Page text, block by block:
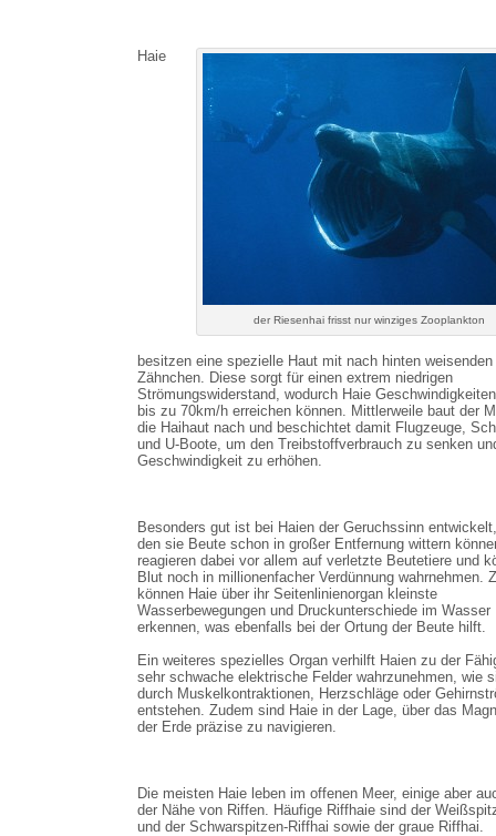
der Riesenhai frisst nur winziges Zooplankton
Haie
besitzen eine spezielle Haut mit nach hinten weisenden
Zähnchen. Diese sorgt für einen extrem niedrigen
Strömungswiderstand, wodurch Haie
bis zu 70km/h erreichen können. Mittlerweile baut der
die Haihaut nach und beschichtet damit Flugzeuge,
und U-Boote, um den Treibstoffverbrauch zu senken
Geschwindigkeit zu erhöhen.
Besonders gut ist bei Haien der Geruchssinn
den sie Beute schon in großer Entfernung wittern
reagieren dabei vor allem auf verletzte Beutetiere und
Blut noch in millionenfacher Verdünnung wahrnehmen.
können Haie über ihr Seitenlinienorgan kleinste
Wasserbewegungen und Druckunterschiede im Wasser
erkennen, was ebenfalls bei der Ortung der Beute hilft.
Ein weiteres spezielles Organ verhilft Haien zu der
sehr schwache elektrische Felder wahrzunehmen, wie
durch Muskelkontraktionen, Herzschläge oder
entstehen. Zudem sind Haie in der Lage, über das
der Erde präzise zu navigieren.
Die meisten Haie leben im offenen Meer, einige aber
der Nähe von Riffen. Häufige Riffhaie sind der
und der Schwarspitzen-Riffhai sowie der graue Riffhai.